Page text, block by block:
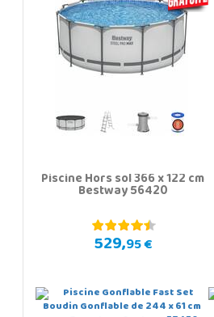
Piscine Hors sol 366 x 122 cm
Bestway 56420
529,95 €